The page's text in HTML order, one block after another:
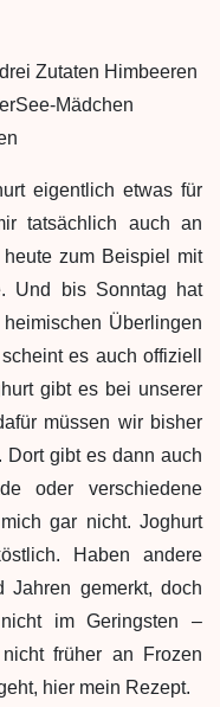
eigentlich etwas für
tatsächlich auch an
zum Beispiel mit
Und bis Sonntag hat
Überlingen
es auch offiziell
gibt es bei unserer
müssen wir bisher
Dort gibt es dann auch
oder verschiedene
gar nicht. Joghurt
Haben andere
Jahren gemerkt, doch
im Geringsten –
früher an Frozen
hier mein Rezept.